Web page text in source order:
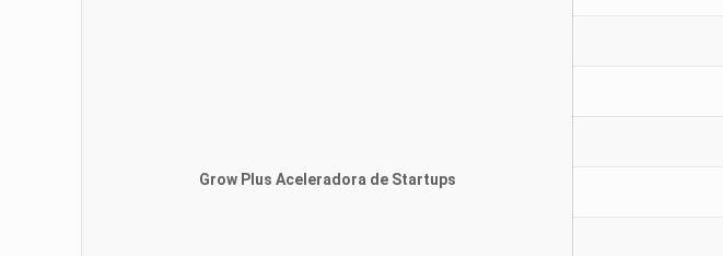
Grow Plus Aceleradora de Startups